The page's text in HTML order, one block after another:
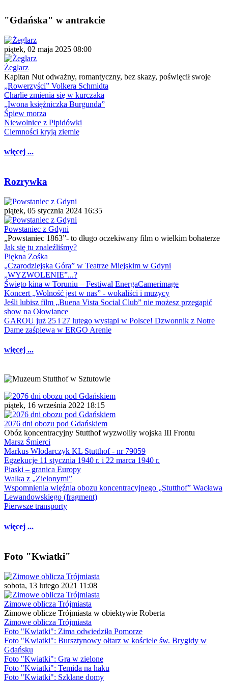
"Gdańska" w antrakcie
piątek, 02 maja 2025 08:00
Żeglarz
Kapitan Nut odważny, romantyczny, bez skazy, poświęcił swoje
„Rowerzyści” Volkera Schmidta
Charlie zmienia się w kurczaka
„Iwona księżniczka Burgunda”
Śpiew morza
Niewolnice z Pipidówki
Ciemności kryją ziemię
więcej ...
Rozrywka
piątek, 05 stycznia 2024 16:35
Powstaniec z Gdyni
„Powstaniec 1863”- to długo oczekiwany film o wielkim bohaterze
Jak się tu znaleźliśmy?
Piękna Zośka
„Czarodziejska Góra” w Teatrze Miejskim w Gdyni
„WYZWOLENIE”...?
Święto kina w Toruniu – Festiwal EnergaCamerimage
Koncert „Wolność jest w nas” - wokaliści i muzycy
Jeśli lubisz film „Buena Vista Social Club” nie możesz przegapić
show na Ołowiance
GAROU już 25 i 27 lutego wystąpi w Polsce! Dzwonnik z Notre
Dame zaśpiewa w ERGO Arenie
więcej ...
piątek, 16 września 2022 18:15
2076 dni obozu pod Gdańskiem
Obóz koncentracyjny Stutthof wyzwoliły wojska III Frontu
Marsz Śmierci
Markus Włodarczyk KL Stutthof - nr 79059
Egzekucje 11 stycznia 1940 r. i 22 marca 1940 r.
Piaski – granica Europy
Walka z „Zielonymi”
Wspomnienia więźnia obozu koncentracyjnego „Stutthof” Wacława
Lewandowskiego (fragment)
Pierwsze transporty
więcej ...
Foto "Kwiatki"
sobota, 13 lutego 2021 11:08
Zimowe oblicza Trójmiasta
Zimowe oblicze Trójmiasta w obiektywie Roberta
Zimowe oblicza Trójmiasta
Foto "Kwiatki": Zima odwiedziła Pomorze
Foto "Kwiatki": Bursztynowy ołtarz w kościele św. Brygidy w
Gdańsku
Foto "Kwiatki": Gra w zielone
Foto "Kwiatki": Temida na haku
Foto "Kwiatki": Szklane domy